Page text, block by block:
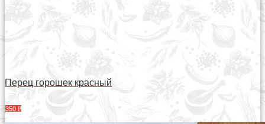
Перец горошек красный
350 Р